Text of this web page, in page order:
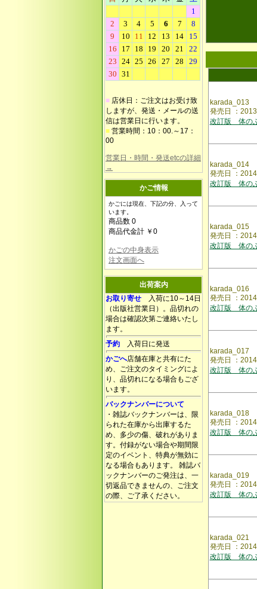
■ 店休日：ご注文はお受け致
しますが、発送・メールの送
信は営業日に行います。
■ 営業時間：10：00.～17：
00
営業日・時間・発送etcの詳細
→
かご情報
かごには現在、下記の分、入って
います。
商品数 0
商品代金計 ￥0
かごの中身表示
注文画面へ
出荷案内
お取り寄せ 入荷に10～14日
（出版社営業日）。品切れの
場合は確認次第ご連絡いたし
ます。
予約 入荷日に発送
かごへ店舗在庫と共有にた
め、ご注文のタイミングによ
り、品切れになる場合もござ
います。
バックナンバーについて
・雑誌バックナンバーは、限
られた在庫から出庫するた
め、多少の傷、破れがありま
す。付録がない場合や期間限
定のイベント、特典が無効に
なる場合もあります。 雑誌バ
ックナンバーのご発注は、一
切返品できませんの、ご注文
の際、ご了承ください。
karada_013
発売日 ：
改訂版 体の
karada_014
発売日 ：
改訂版 体の
karada_015
発売日 ：
改訂版 体の
karada_016
発売日 ：
改訂版 体の
karada_017
発売日 ：
改訂版 体の
karada_018
発売日 ：
改訂版 体の
karada_019
発売日 ：
改訂版 体の
karada_021
発売日 ：
改訂版 体の